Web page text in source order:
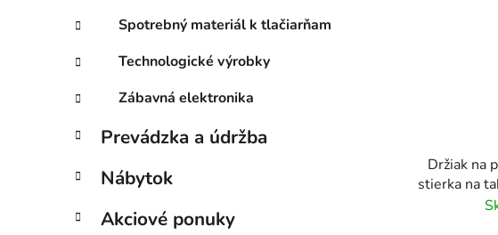
Spotrebný materiál k tlačiarňam
Technologické výrobky
Zábavná elektronika
Prevádzka a údržba
Nábytok
Akciové ponuky
Držiak na
stierka na